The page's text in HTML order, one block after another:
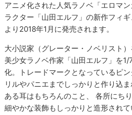
アニメ化された人気ラノベ「エロマ
ラクター「山田エルフ」の新作フィ
より2018年1月に発売されます。
大小説家（グレーター・ノベリスト
美少女ラノベ作家「山田エルフ」を
化。トレードマークとなっているピ
リルやパニエまでしっかりと作り込
ある耳はもちろんのこと、 各所にち
細やかな装飾もしっかりと造形されて